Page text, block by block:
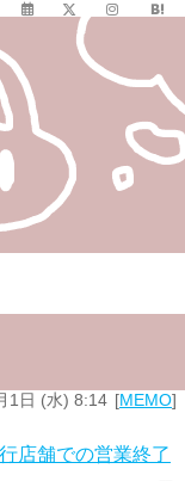
1日 (水) 8:14 MEMO
店舗での営業終了